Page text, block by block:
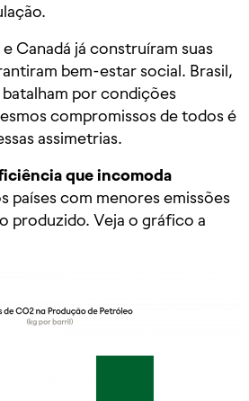
Canadá já construíram suas
bem-estar social. Brasil,
batalham por condições
compromissos de todos é
assimetrias.
que incomoda
países com menores emissões
produzido. Veja o gráfico a